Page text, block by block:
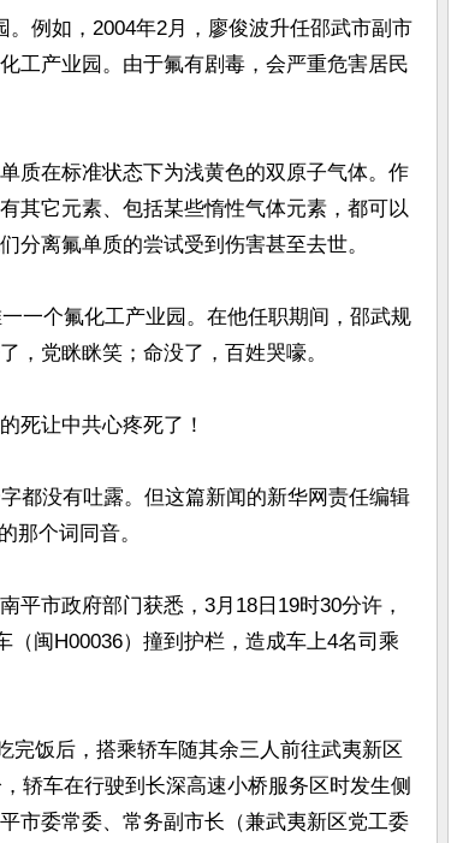
例如，2004年2月，廖俊波升任邵武市副市
工产业园。由于氟有剧毒，会严重危害居民
质在标准状态下为浅黄色的双原子气体。作
其它元素、包括某些惰性气体元素，都可以
分离氟单质的尝试受到伤害甚至去世。
一个氟化工产业园。在他任职期间，邵武规
，党眯眯笑；命没了，百姓哭嚎。
死让中共心疼死了！
都没有吐露。但这篇新闻的新华网责任编辑
那个词同音。
平市政府部门获悉，3月18日19时30分许，
闽H00036）撞到护栏，造成车上4名司乘
完饭后，搭乘轿车随其余三人前往武夷新区
轿车在行驶到长深高速小桥服务区时发生侧
市委常委、常务副市长（兼武夷新区党工委